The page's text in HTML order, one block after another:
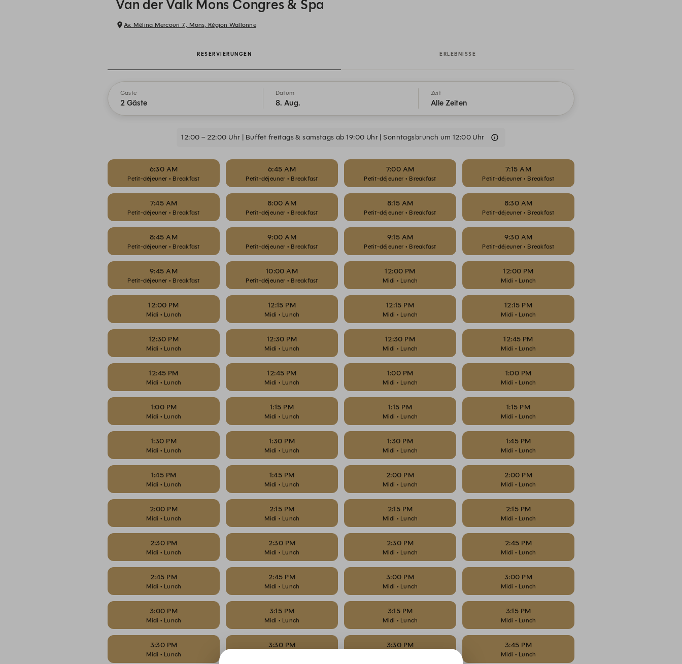
Van der Valk Mons Congres & Spa
Av. Mélina Mercouri 7,, Mons, Région Wallonne
RESERVIERUNGEN ERLEBNISSE
Gäste
2 Gäste
Datum
8. Aug.
Zeit
Alle Zeiten
12:00 – 22:00 Uhr | Buffet freitags & samstags ab 19:00 Uhr | Sonntagsbrunch um 12:00 Uhr
6:30 AM
Petit-déjeuner • Breakfast
6:45 AM
Petit-déjeuner • Breakfast
7:00 AM
Petit-déjeuner • Breakfast
7:15 AM
Petit-déjeuner • Breakfast
7:45 AM
Petit-déjeuner • Breakfast
8:00 AM
Petit-déjeuner • Breakfast
8:15 AM
Petit-déjeuner • Breakfast
8:30 AM
Petit-déjeuner • Breakfast
8:45 AM
Petit-déjeuner • Breakfast
9:00 AM
Petit-déjeuner • Breakfast
9:15 AM
Petit-déjeuner • Breakfast
9:30 AM
Petit-déjeuner • Breakfast
9:45 AM
Petit-déjeuner • Breakfast
10:00 AM
Petit-déjeuner • Breakfast
12:00 PM
Midi • Lunch
12:00 PM
Midi • Lunch
12:00 PM
Midi • Lunch
12:15 PM
Midi • Lunch
12:15 PM
Midi • Lunch
12:15 PM
Midi • Lunch
12:30 PM
Midi • Lunch
12:30 PM
Midi • Lunch
12:30 PM
Midi • Lunch
12:45 PM
Midi • Lunch
12:45 PM
Midi • Lunch
12:45 PM
Midi • Lunch
1:00 PM
Midi • Lunch
1:00 PM
Midi • Lunch
1:00 PM
Midi • Lunch
1:15 PM
Midi • Lunch
1:15 PM
Midi • Lunch
1:15 PM
Midi • Lunch
1:30 PM
Midi • Lunch
1:30 PM
Midi • Lunch
1:30 PM
Midi • Lunch
1:45 PM
Midi • Lunch
1:45 PM
Midi • Lunch
1:45 PM
Midi • Lunch
2:00 PM
Midi • Lunch
2:00 PM
Midi • Lunch
2:00 PM
Midi • Lunch
2:15 PM
Midi • Lunch
2:15 PM
Midi • Lunch
2:15 PM
Midi • Lunch
2:30 PM
Midi • Lunch
2:30 PM
Midi • Lunch
2:30 PM
Midi • Lunch
2:45 PM
Midi • Lunch
2:45 PM
Midi • Lunch
2:45 PM
Midi • Lunch
3:00 PM
Midi • Lunch
3:00 PM
Midi • Lunch
3:00 PM
Midi • Lunch
3:15 PM
Midi • Lunch
3:15 PM
Midi • Lunch
3:15 PM
Midi • Lunch
3:30 PM
Midi • Lunch
3:30 PM 3:30 PM 3:45 PM
Midi • Lunch